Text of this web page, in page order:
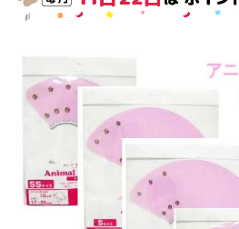
美容・ケア用品
日用品（デイリー）
トリマーグッズ